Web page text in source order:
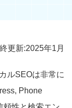
更新:2025年1月
ルSEOは非常に
Phone